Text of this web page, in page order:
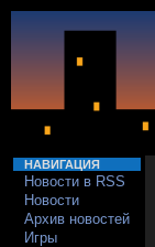
НАВИГАЦИЯ
Новости в RSS
Новости
Архив новостей
Игры